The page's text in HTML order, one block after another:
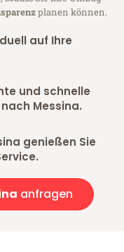
planen können.
auf Ihre
und schnelle
Messina.
genießen Sie
anfragen